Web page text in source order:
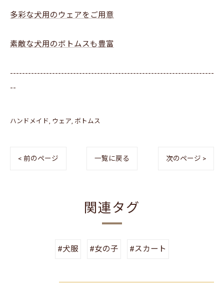
多彩な犬用のウェアをご用意
素敵な犬用のボトムスも豊富
--------------------------------------------------------------------
--
ハンドメイド ウェア ボトムス
< 前のページ 一覧に戻る 次のページ >
関連タグ
#犬服 #女の子 #スカート